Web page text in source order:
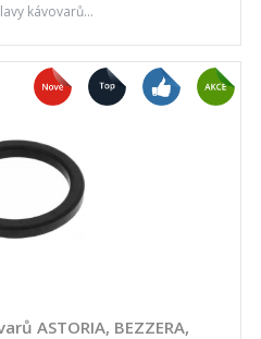
kávovarů...
ASTORIA, BEZZERA,